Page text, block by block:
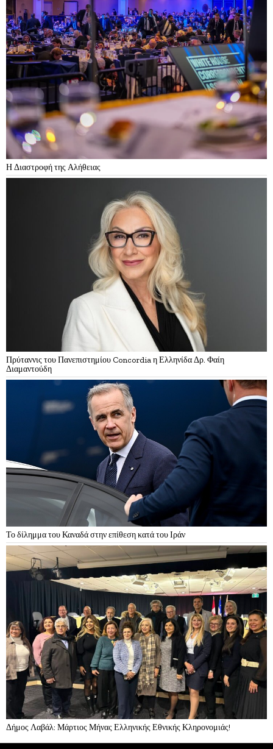
Η Διαστροφή της Αλήθειας
Πρύταννις του Πανεπιστημίου Concordia η Ελληνίδα Δρ. Φαίη
Διαμαντούδη
Το δίλημμα του Καναδά στην επίθεση κατά του Ιράν
Δήμος Λαβάλ: Μάρτιος Μήνας Ελληνικής Εθνικής Κληρονομιάς!